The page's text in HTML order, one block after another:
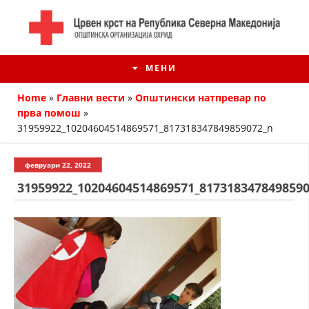
МЕНИ
ИСТОРИЈАТ НА ЦКРМ
ИСТОРИЈАТ НА ДВИЖЕЊЕТО
Home » Главни вести » Општински натпревар по
прва помош »
31959922_10204604514869571_817318347849859072_n
февруари 22, 2022